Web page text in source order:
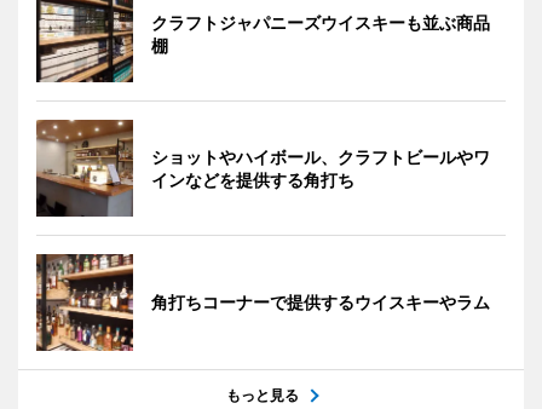
クラフトジャパニーズウイスキーも並ぶ商品
棚
ショットやハイボール、クラフトビールやワ
インなどを提供する角打ち
角打ちコーナーで提供するウイスキーやラム
もっと見る